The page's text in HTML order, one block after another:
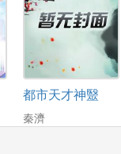
都市天才神毉
秦濟